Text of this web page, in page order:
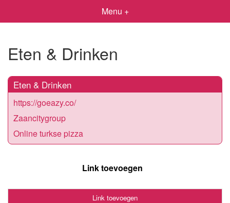
Menu +
Eten & Drinken
Eten & Drinken
https://goeazy.co/
Zaancitygroup
Online turkse pizza
Link toevoegen
Link toevoegen